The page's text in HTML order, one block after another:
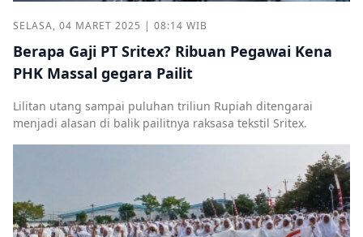
SELASA, 04 MARET 2025 | 08:14 WIB
Berapa Gaji PT Sritex? Ribuan Pegawai Kena
PHK Massal gegara Pailit
Lilitan utang sampai puluhan triliun Rupiah ditengarai
menjadi alasan di balik pailitnya raksasa tekstil Sritex.